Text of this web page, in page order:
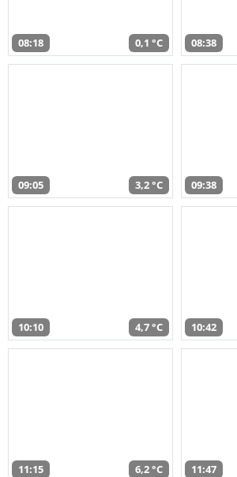
08:18 0,1 °C 08:38
09:05 3,2 °C 09:38
10:10 4,7 °C 10:42
11:15 6,2 °C 11:47